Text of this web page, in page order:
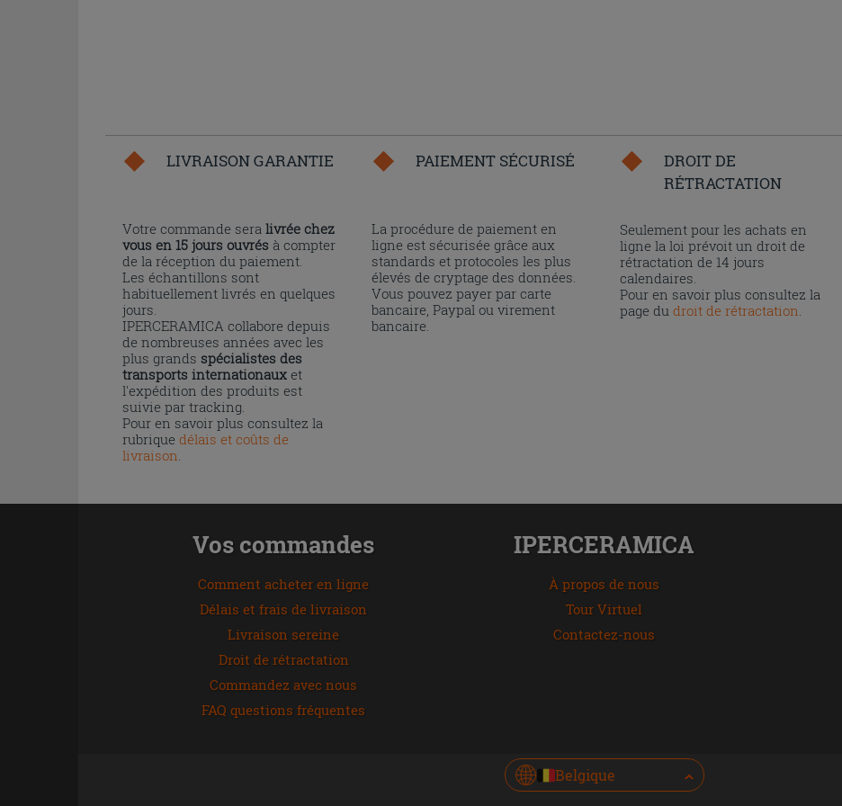
LIVRAISON GARANTIE
Votre commande sera livrée chez
vous en 15 jours ouvrés à compter
de la réception du paiement.
Les échantillons sont
habituellement livrés en quelques
jours.
IPERCERAMICA collabore depuis
de nombreuses années avec les
plus grands spécialistes des
transports internationaux et
l'expédition des produits est
suivie par tracking.
Pour en savoir plus consultez la
rubrique délais et coûts de
livraison.
PAIEMENT SÉCURISÉ
La procédure de paiement en
ligne est sécurisée grâce aux
standards et protocoles les plus
élevés de cryptage des données.
Vous pouvez payer par carte
bancaire, Paypal ou virement
bancaire.
DROIT DE
RÉTRACTATION
Seulement pour les achats en
ligne la loi prévoit un droit de
rétractation de 14 jours
calendaires.
Pour en savoir plus consultez la
page dudroit de rétractation.
Vos commandes
Comment acheter en ligne
Délais et frais de livraison
Livraison sereine
Droit de rétractation
Commandez avec nous
FAQ questions fréquentes
IPERCERAMICA
À propos de nous
Tour Virtuel
Contactez-nous
Belgique